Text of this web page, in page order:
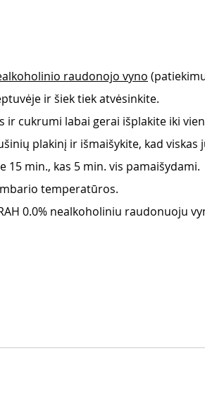
raudonojo vyno
ir šiek tiek atvėsinkite.
ir cukrumi labai gerai išplakite iki
plakinį ir išmaišykite, kad viskas
15 min., kas 5 min. vis pamaišydami.
temperatūros.
0.0% nealkoholiniu raudonuoju